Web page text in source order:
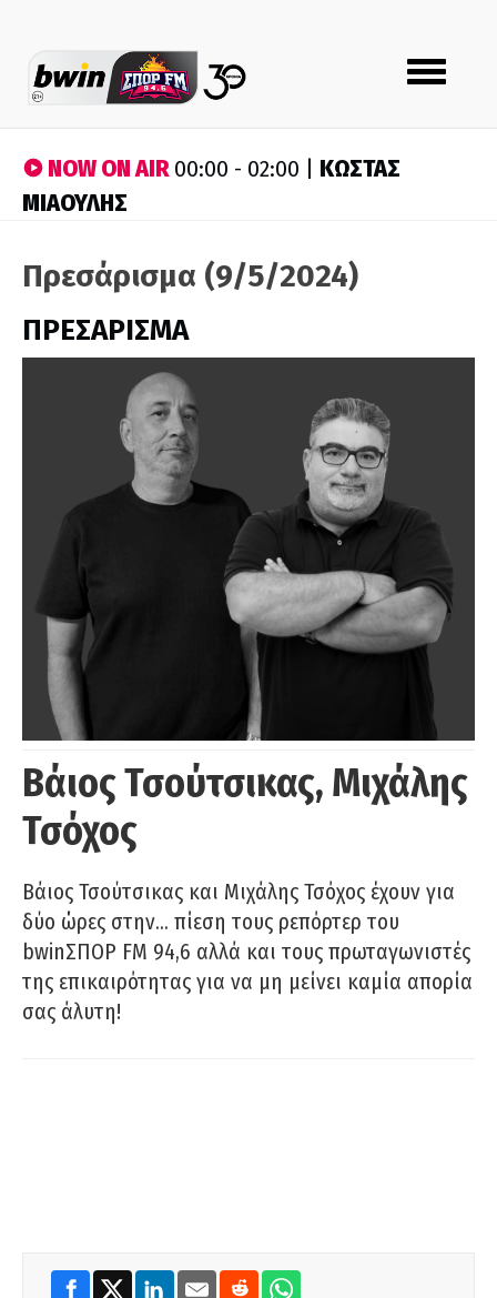
Toggle
navigation
NOW ON AIR00:00 - 02:00 | ΚΩΣΤΑΣ
ΜΙΑΟΥΛΗΣ
Πρεσάρισμα (9/5/2024)
ΠΡΕΣΑΡΙΣΜΑ
Βάιος Τσούτσικας, Μιχάλης
Τσόχος
Βάιος Τσούτσικας και Μιχάλης Τσόχος έχουν για
δύο ώρες στην… πίεση τους ρεπόρτερ του
bwinΣΠΟΡ FM 94,6 αλλά και τους πρωταγωνιστές
της επικαιρότητας για να μη μείνει καμία απορία
σας άλυτη!